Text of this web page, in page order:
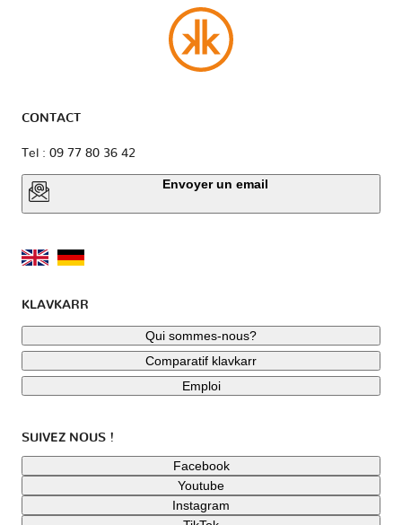
CONTACT
Tel : 09 77 80 36 42
Envoyer un email
KLAVKARR
Qui sommes-nous?
Comparatif klavkarr
Emploi
SUIVEZ NOUS !
Facebook
Youtube
Instagram